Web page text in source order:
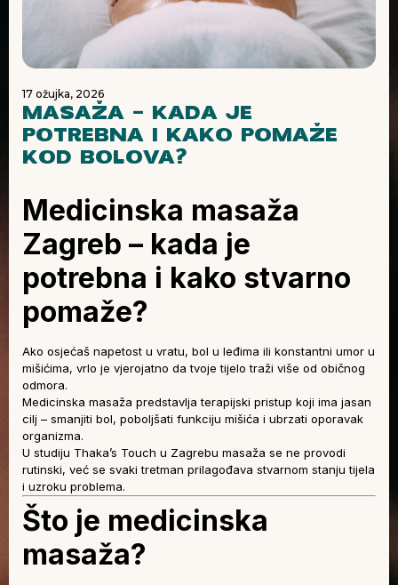
17 ožujka, 2026
MASAŽA – KADA JE
POTREBNA I KAKO POMAŽE
KOD BOLOVA?
Medicinska masaža
Zagreb – kada je
potrebna i kako stvarno
pomaže?
Ako osjećaš napetost u vratu, bol u leđima ili konstantni umor u
mišićima, vrlo je vjerojatno da tvoje tijelo traži više od običnog
odmora.
Medicinska masaža predstavlja terapijski pristup koji ima jasan
cilj – smanjiti bol, poboljšati funkciju mišića i ubrzati oporavak
organizma.
U studiju Thaka’s Touch u Zagrebu masaža se ne provodi
rutinski, već se svaki tretman prilagođava stvarnom stanju tijela
i uzroku problema.
Što je medicinska
masaža?